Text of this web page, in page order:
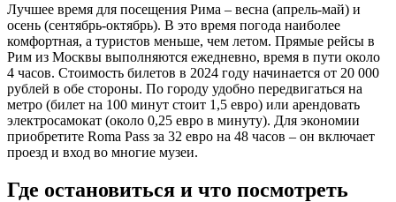
Лучшее время для посещения Рима – весна (апрель-май) и
осень (сентябрь-октябрь). В это время погода наиболее
комфортная, а туристов меньше, чем летом. Прямые рейсы в
Рим из Москвы выполняются ежедневно, время в пути около
4 часов. Стоимость билетов в 2024 году начинается от 20 000
рублей в обе стороны. По городу удобно передвигаться на
метро (билет на 100 минут стоит 1,5 евро) или арендовать
электросамокат (около 0,25 евро в минуту). Для экономии
приобретите Roma Pass за 32 евро на 48 часов – он включает
проезд и вход во многие музеи.
Где остановиться и что посмотреть